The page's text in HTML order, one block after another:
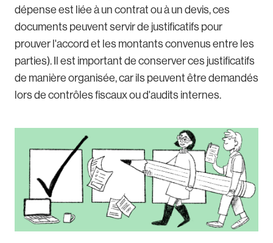
dépense est liée à un contrat ou à un devis, ces
documents peuvent servir de justificatifs pour
prouver l'accord et les montants convenus entre les
parties). Il est important de conserver ces justificatifs
de manière organisée, car ils peuvent être demandés
lors de contrôles fiscaux ou d'audits internes.